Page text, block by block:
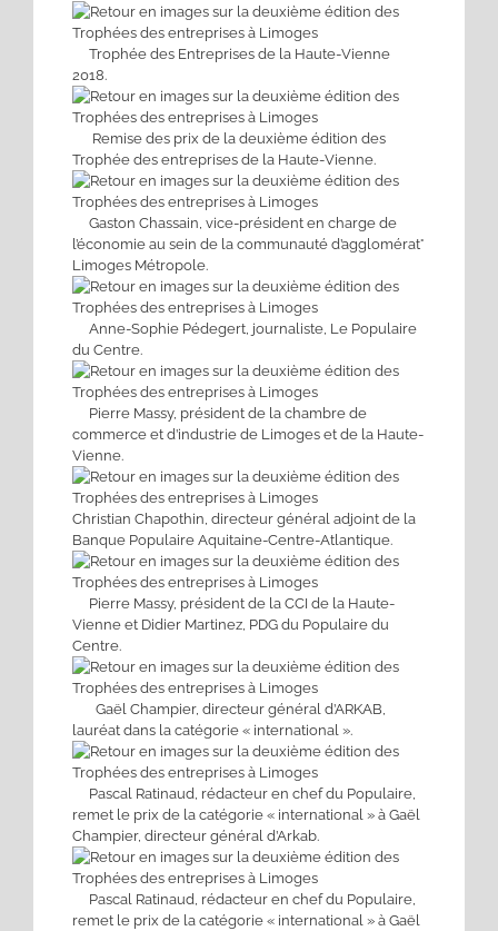
Trophée des Entreprises de la Haute-Vienne
2018.
Remise des prix de la deuxième édition des
Trophée des entreprises de la Haute-Vienne.
Gaston Chassain, vice-président en charge de
l’économie au sein de la communauté d’agglomérat°
Limoges Métropole.
Anne-Sophie Pédegert, journaliste, Le Populaire
du Centre.
Pierre Massy, président de la chambre de
commerce et d’industrie de Limoges et de la Haute-
Vienne.
Christian Chapothin, directeur général adjoint de la
Banque Populaire Aquitaine-Centre-Atlantique.
Pierre Massy, président de la CCI de la Haute-
Vienne et Didier Martinez, PDG du Populaire du
Centre.
Gaël Champier, directeur général d’ARKAB,
lauréat dans la catégorie « international ».
Pascal Ratinaud, rédacteur en chef du Populaire,
remet le prix de la catégorie « international » à Gaël
Champier, directeur général d’Arkab.
Pascal Ratinaud, rédacteur en chef du Populaire,
remet le prix de la catégorie « international » à Gaël